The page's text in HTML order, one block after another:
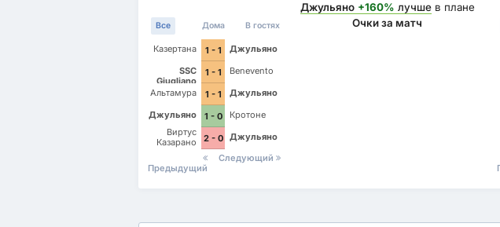
Все Дома В гостях
Казертана 1 - 1
Джульяно
SSC
Giugliano
1 - 1
Benevento
Альтамура
1 - 1
Джульяно
Джульяно
1 - 0
Кротоне
Виртус
Казарано
2 - 0 Джульяно
Предыдущий
Следующий
Джульяно +160% лучшев плане
Очки за матч